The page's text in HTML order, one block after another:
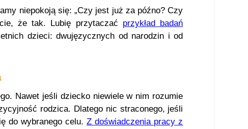
niepokoją się: „Czy jest już za późno? Czy
że tak. Lubię przytaczać przykład badań
dzieci: dwujęzycznych od narodzin i od
Nawet jeśli dziecko niewiele w nim rozumie
rodzica. Dlatego nic straconego, jeśli
do wybranego celu.Z doświadczenia pracy z